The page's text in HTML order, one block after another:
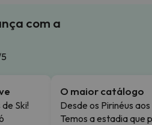
com a
Ski!
O maior catálogo
Desde os Pirinéus
Temos a estadia que